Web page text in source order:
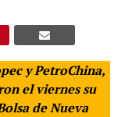
y PetroChina,
el viernes su
de Nueva